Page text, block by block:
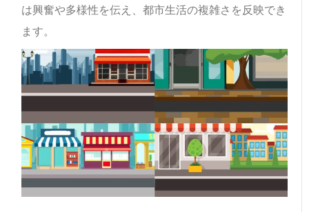
は興奮や多様性を伝え、都市生活の複雑さを反映でき
ます。